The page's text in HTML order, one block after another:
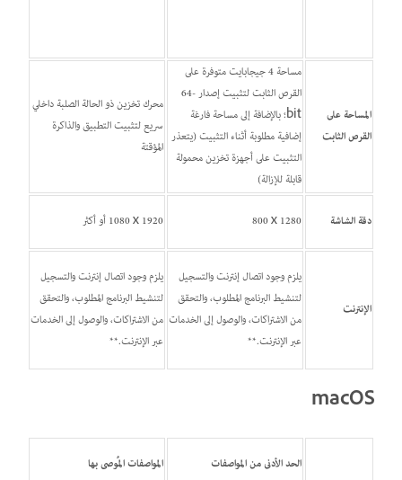
المساحة على
القرص الثابت
مساحة 4 جيجابايت متوفرة على
القرص الثابت لتثبيت إصدار ‎64-
bit؛ بالإضافة إلى مساحة فارغة
إضافية مطلوبة أثناء التثبيت (يتعذر
التثبيت على أجهزة تخزين محمولة
قابلة للإزالة)
محرك تخزين ذو الحالة الصلبة داخلي
سريع لتثبيت التطبيق والذاكرة
المؤقتة
دقة الشاشة 1280 x‏ 800 1920 x ‏1080 أو أكثر
الإنترنت
يلزم وجود اتصال إنترنت والتسجيل
لتنشيط البرنامج المطلوب، والتحقق
من الاشتراكات، والوصول إلى الخدمات
عبر الإنترنت.**
يلزم وجود اتصال إنترنت والتسجيل
لتنشيط البرنامج المطلوب، والتحقق
من الاشتراكات، والوصول إلى الخدمات
عبر الإنترنت.**
macOS
الحد الأدنى من المواصفات المواصفات المُوصى بها